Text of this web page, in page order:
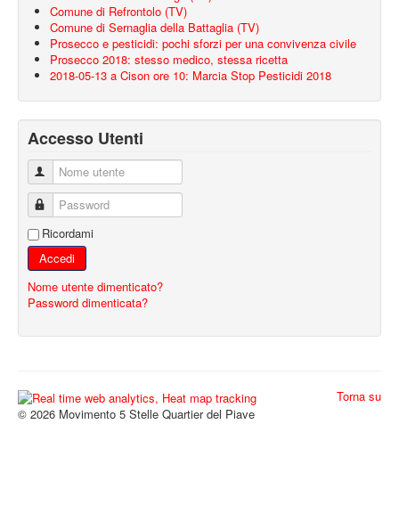
Comune di Refrontolo (TV)
Comune di Sernaglia della Battaglia (TV)
Prosecco e pesticidi: pochi sforzi per una convivenza civile
Prosecco 2018: stesso medico, stessa ricetta
2018-05-13 a Cison ore 10: Marcia Stop Pesticidi 2018
Accesso Utenti
Nome utente
Password
Ricordami
Accedi
Nome utente dimenticato?
Password dimenticata?
Torna su
© 2026 Movimento 5 Stelle Quartier del Piave